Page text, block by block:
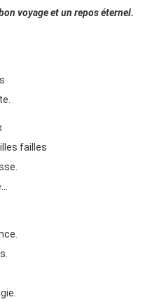
voyage et un repos éternel.
failles